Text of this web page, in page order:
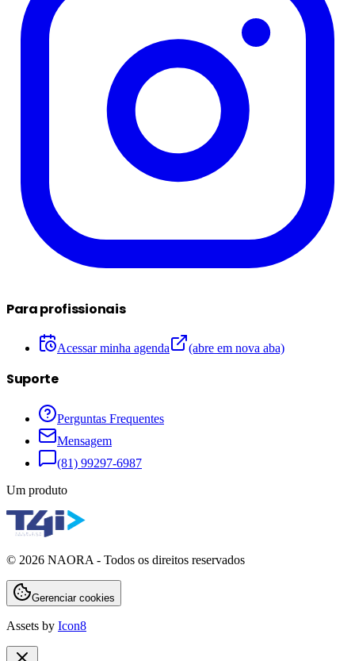
Para profissionais
Acessar minha agenda (abre em nova aba)
Suporte
Perguntas Frequentes
Mensagem
(81) 99297-6987
Um produto
© 2026 NAORA - Todos os direitos reservados
Gerenciar cookies
Assets by Icon8